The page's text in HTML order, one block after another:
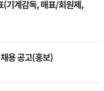
(기계감독, 매표/회원제,
용 공고(홍보)